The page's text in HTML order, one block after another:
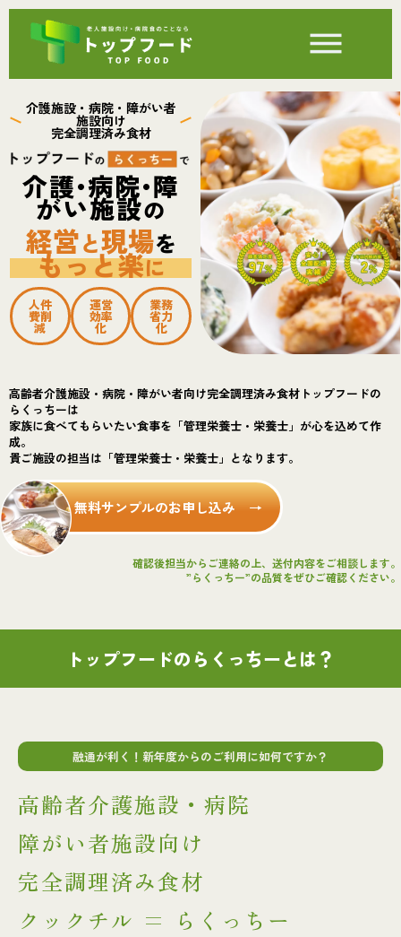
介護施設・病院・障がい者
施設向け
完全調理済み食材
介護•病院•障
がい施設の
経営と現場を
もっと楽に
人件
費削
減
運営
効率
化
業務
省力
化
高齢者介護施設・病院・障がい者向け完全調理済み食材トップフードの
らくっちーは
家族に食べてもらいたい食事を「管理栄養士・栄養士」が心を込めて作
成。
貴ご施設の担当は「管理栄養士・栄養士」となります。
無料サンプルのお申し込み →
確認後担当からご連絡の上、送付内容をご相談します。
”らくっちー”の品質をぜひご確認ください。
トップフードのらくっちーとは？
融通が利く！新年度からのご利用に如何ですか？
高齢者介護施設・病院
障がい者施設向け
完全調理済み食材
クックチル = らくっちー